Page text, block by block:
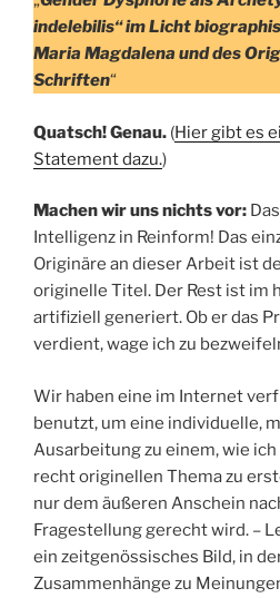
indelebilis“ im Licht
Maria Magdalena und des
Schriften“
Quatsch! Genau. (Hier gibt es
Statement dazu.)
Machen wir uns nichts vor:
Intelligenz in Reinform! Das
Originäre an dieser Arbeit ist
originelle Titel. Der Rest ist im
artifiziell generiert. Ob er das
verdient, wage ich zu
Wir haben eine im Internet
benutzt, um eine individuelle,
Ausarbeitung zu einem, wie
recht originellen Thema zu
nur dem äußeren Anschein
Fragestellung gerecht wird. –
ein zeitgenössisches Bild, in
Zusammenhänge zu